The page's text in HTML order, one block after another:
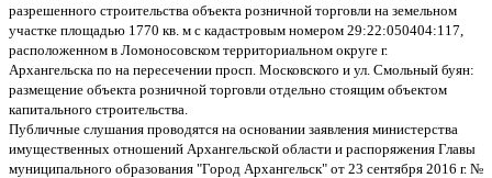
разрешенного строительства объекта розничной торговли на земельном
участке площадью 1770 кв. м с кадастровым номером 29:22:050404:117,
расположенном в Ломоносовском территориальном округе г.
Архангельска по на пересечении просп. Московского и ул. Смольный буян:
размещение объекта розничной торговли отдельно стоящим объектом
капитального строительства.
Публичные слушания проводятся на основании заявления министерства
имущественных отношений Архангельской области и распоряжения Главы
муниципального образования "Город Архангельск" от 23 сентября 2016 г. №